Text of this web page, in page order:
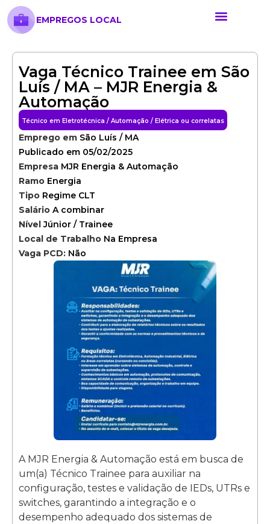
EMPREGOS LOCAL
Vaga Técnico Trainee em São
Luís / MA – MJR Energia &
Automação
Técnico em Eletrotécnica / Automação / Elétrica ou correlatas
Emprego em São Luís / MA
Publicado em 05/02/2025
Empresa MJR Energia & Automação
Ramo Energia
Tipo Regime CLT
Salário A combinar
NívelJúnior / Trainee
Local de Trabalho Na Empresa
Vaga PCD: Não
A MJR Energia & Automação está em busca de
um(a) Técnico Trainee para auxiliar na
configuração, testes e validação de IEDs, UTRs e
switches, garantindo a integração e o
desempenho adequado dos sistemas de